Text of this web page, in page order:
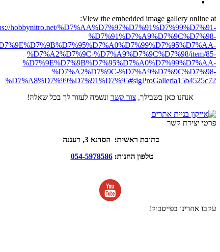
View the embedded image gallery online at:
hobbynitro.net/%D7%AA%D7%97%D7%91%D7%99%D7%91-
%D7%91%D7%A9%D7%9C%D7%98-
%D7%A2%D7%9C-%D7%A9%D7%9C%D7%98/item/85-
%D7%9E%D7%9B%D7%95%D7%A0%D7%99%D7%AA-
%D7%A2%D7%9C-%D7%A9%D7%9C%D7%98-
%D7%A8%D7%99%D7%91%D7%95#sigProGalleria15b4525c72
אנחנו כאן בשבילך,צור קשר ונשמח לעזור לך בכל שאלה!
פרטי יצירת קשר
כתובת ראשית: הסדנא 3, רעננה
טלפון החנות:054-5978586
עקבו אחרינו בפייסבוק!